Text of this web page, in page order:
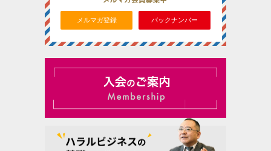
メルマガ登録 バックナンバー